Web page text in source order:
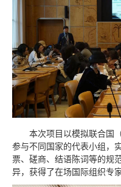
本次项目以模拟联合国
参与不同国家的代表小组，
票、磋商、结语陈词等的规
异，获得了在场国际组织专